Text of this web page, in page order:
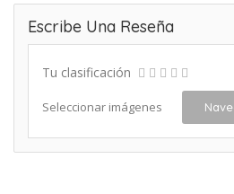
Escribe Una Reseña
Tu clasificación
Seleccionar imágenes